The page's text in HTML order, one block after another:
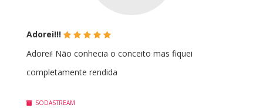
Adorei!!! (*)(*)(*)(*)(*)
Adorei! Não conhecia o conceito mas fiquei
completamente rendida
SODASTREAM